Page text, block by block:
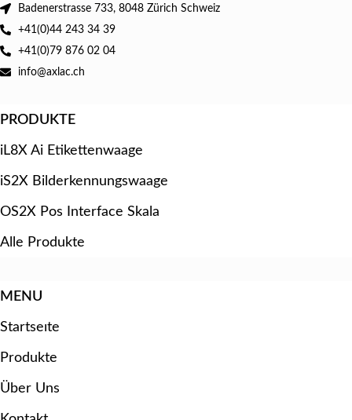
Badenerstrasse 733, 8048 Zürich Schweiz
+41(0)44 243 34 39
+41(0)79 876 02 04
info@axlac.ch
PRODUKTE
iL8X Ai Etikettenwaage
iS2X Bilderkennungswaage
OS2X Pos Interface Skala
Alle Produkte
MENU
Startseıte
Produkte
Über Uns